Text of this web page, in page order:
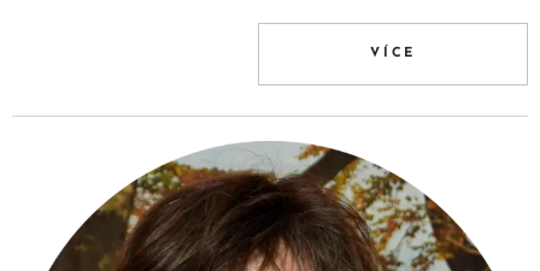
VÍCE